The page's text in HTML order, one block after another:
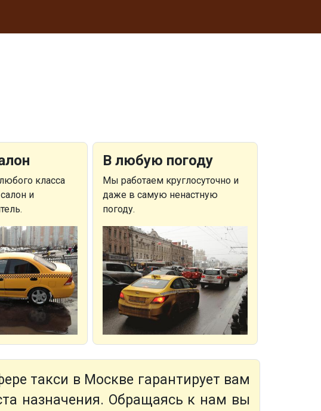
класса
и
В любую погоду
Мы работаем круглосуточно и
даже в самую ненастную
погоду.
такси в Москве гарантирует вам
назначения. Обращаясь к нам вы